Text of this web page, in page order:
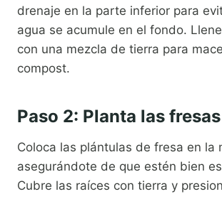
drenaje en la parte inferior para
agua se acumule en el fondo.
con una mezcla de tierra para
compost.
Paso 2: Planta las fresas
Coloca las plántulas de fresa en la
asegurándote de que estén bien
Cubre las raíces con tierra y